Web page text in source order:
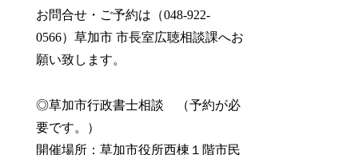
お問合せ・ご予約は（048-922-
0566）草加市 市長室広聴相談課へお
願い致します。
◎草加市行政書士相談 （予約が必
要です。）
開催場所：草加市役所西棟１階市民